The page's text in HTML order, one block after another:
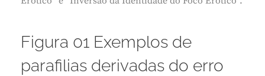
Figura 01 Exemplos de
parafilias derivadas do erro